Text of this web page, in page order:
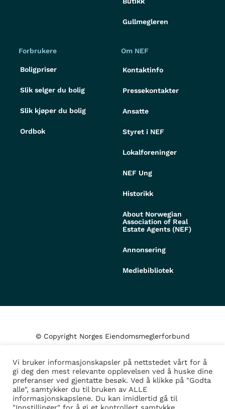
Gullmegleren
Forbrukere
Boligpriser
Slik selger du bolig
Slik kjøper du bolig
Ordbok
Om NEF
Kontaktinfo
Pressekontakter
Ansatte
Styret i NEF
Lokalforeninger
NEF Ung
Historikk
About Norwegian
Association of Real
Estate Agents (NEF)
Annonsering
Mediebibliotek
© Copyright Norges Eiendomsmeglerforbund
Personvern og cookies
Administrer samtykke
Vi bruker informasjonskapsler på nettstedet vårt for å
gi deg den mest relevante opplevelsen ved å huske dine
preferanser ved gjentatte besøk. Ved å klikke på "Godta
alle", samtykker du til bruken av ALLE
informasjonskapslene. Du kan imidlertid gå til